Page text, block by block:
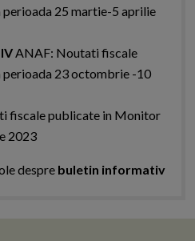
25 martie-5 aprilie
ANAF: Noutati fiscale
23 octombrie -10
fiscale publicate in Monitor
2023
despre buletin informativ